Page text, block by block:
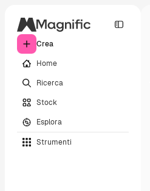
Crea
Home
Ricerca
Stock
Esplora
Strumenti